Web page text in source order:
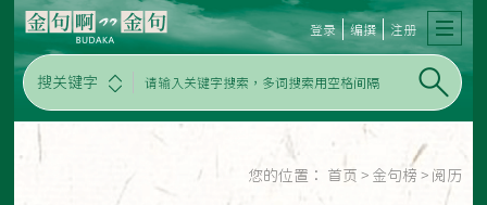
搜关键字
登录 编撰 注册
您的位置： 首页 > 金句榜 > 阅历